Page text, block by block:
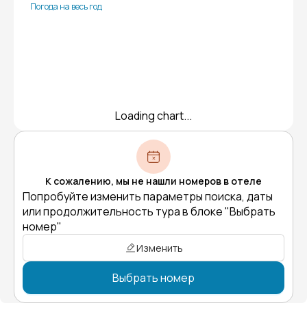
Погода на весь год
Loading chart...
К сожалению, мы не нашли номеров в отеле
Попробуйте изменить параметры поиска, даты
или продолжительность тура в блоке "Выбрать
номер"
Изменить
Выбрать номер